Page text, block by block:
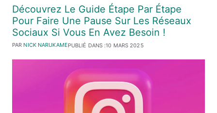
Découvrez Le Guide Étape Par Étape
Pour Faire Une Pause Sur Les Réseaux
Sociaux Si Vous En Avez Besoin !
PUBLIÉ DANS :10 MARS 2025
PAR NICK NARUKAME